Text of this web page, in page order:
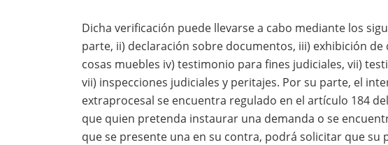
Dicha verificación puede llevarse a cabo mediante los
parte, ii) declaración sobre documentos, iii) exhibición
cosas muebles iv) testimonio para fines judiciales, vii)
vii) inspecciones judiciales y peritajes. Por su parte, el
extraprocesal se encuentra regulado en el artículo 184
que quien pretenda instaurar una demanda o se
que se presente una en su contra, podrá solicitar que